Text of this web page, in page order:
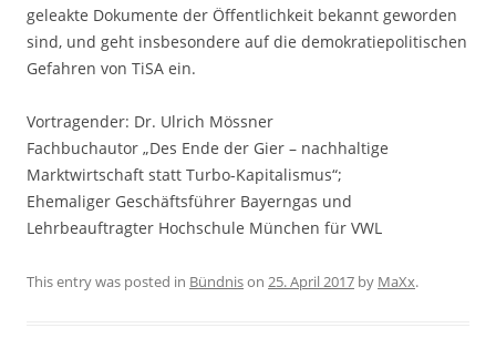
geleakte Dokumente der Öffentlichkeit bekannt geworden
sind, und geht insbesondere auf die demokratiepolitischen
Gefahren von TiSA ein.
Vortragender: Dr. Ulrich Mössner
Fachbuchautor „Des Ende der Gier – nachhaltige
Marktwirtschaft statt Turbo-Kapitalismus“;
Ehemaliger Geschäftsführer Bayerngas und
Lehrbeauftragter Hochschule München für VWL
This entry was posted in Bündnison 25. April 2017 by MaXx.